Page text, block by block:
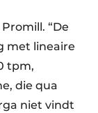
“De
met lineaire
tpm,
die qua
niet vindt